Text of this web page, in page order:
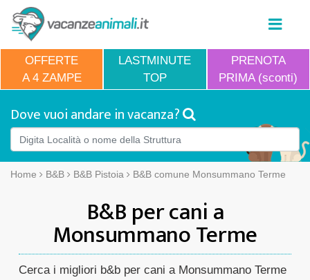
OFFERTE
A 4 ZAMPE
LASTMINUTE
TOP
PRENOTA
PRIMA (sconti)
Dove vuoi andare in vacanza?
Home B&B B&B Pistoia B&B comune Monsummano Terme
B&B per cani a
Monsummano Terme
Cerca i migliori b&b per cani a Monsummano Terme